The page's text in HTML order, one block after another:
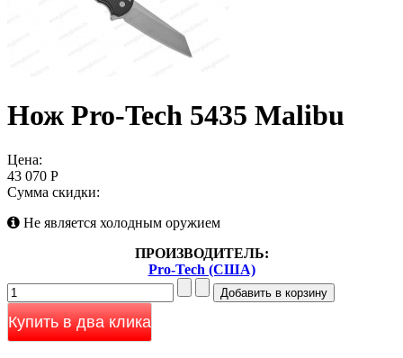
Нож Pro-Tech 5435 Malibu
Цена:
43 070 Р
Сумма скидки:
Не является холодным оружием
ПРОИЗВОДИТЕЛЬ:
Pro-Tech (США)
Купить в два клика